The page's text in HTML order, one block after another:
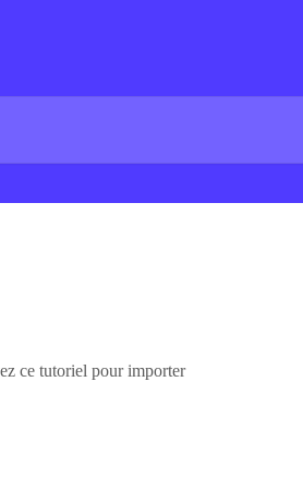
ce tutoriel pour importer